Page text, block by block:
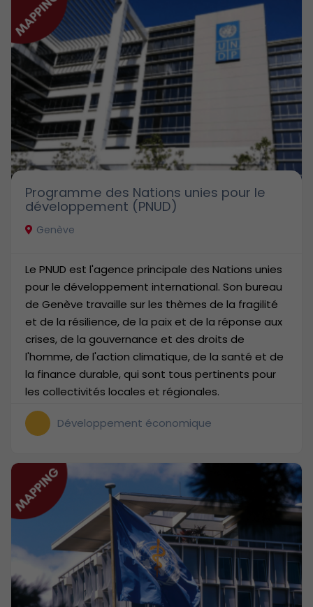
Programme des Nations unies pour le
développement (PNUD)
Genève
Le PNUD est l'agence principale des Nations unies
pour le développement international. Son bureau
de Genève travaille sur les thèmes de la fragilité
et de la résilience, de la paix et de la réponse aux
crises, de la gouvernance et des droits de
l'homme, de l'action climatique, de la santé et de
la finance durable, qui sont tous pertinents pour
les collectivités locales et régionales.
Développement économique